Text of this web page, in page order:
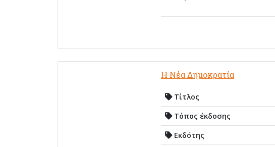
Η Νέα Δημοκρατία
Τίτλος
Τόπος έκδοσης
Εκδότης